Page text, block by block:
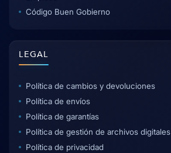
Código Buen Gobierno
LEGAL
Política de cambios y devoluciones
Política de envíos
Política de garantías
Política de gestión de archivos digitales
Política de privacidad